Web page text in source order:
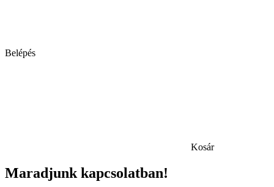
Belépés
Kosár
Maradjunk kapcsolatban!